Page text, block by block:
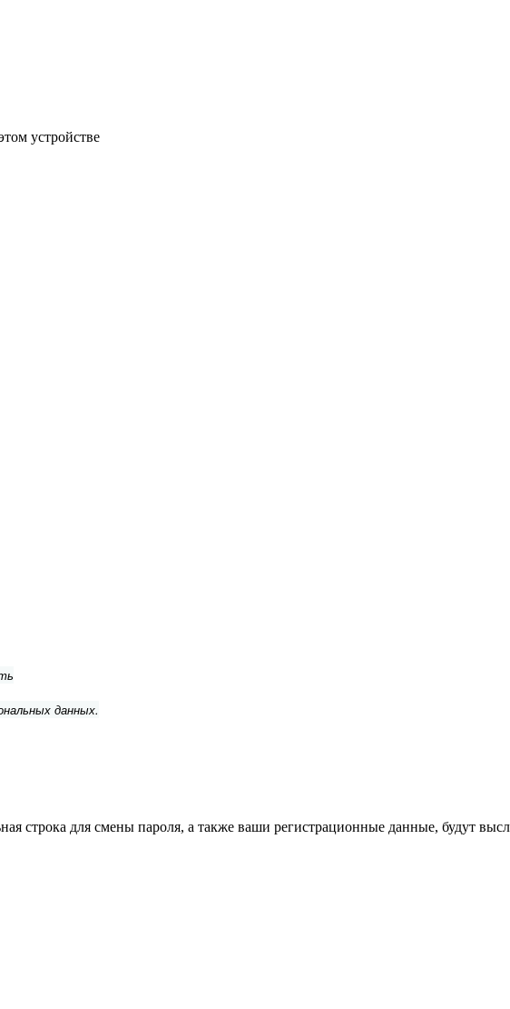
устройстве
данных.
строка для смены пароля, а также ваши регистрационные данные, будут